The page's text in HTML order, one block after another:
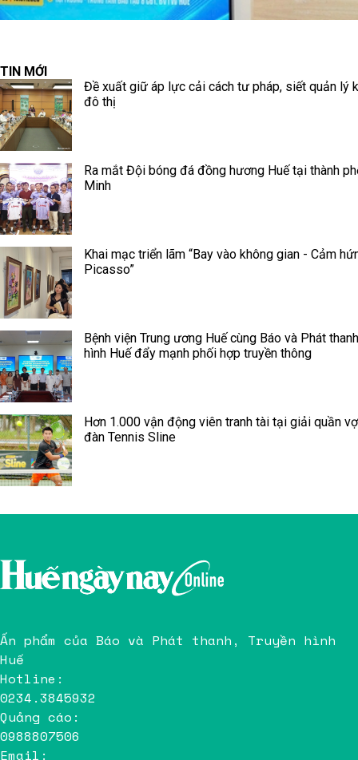
TIN MỚI
Đề xuất giữ áp lực cải cách tư pháp, siết quản lý
đô thị
Ra mắt Đội bóng đá đồng hương Huế tại thành
Minh
Khai mạc triển lãm “Bay vào không gian - Cảm
Picasso”
Bệnh viện Trung ương Huế cùng Báo và Phát
hình Huế đẩy mạnh phối hợp truyền thông
Hơn 1.000 vận động viên tranh tài tại giải quần
đàn Tennis Sline
Ấn phẩm của Báo và Phát thanh, Truyền hình
Huế
Hotline:
0234.3845932
Quảng cáo:
0988807506
Email: